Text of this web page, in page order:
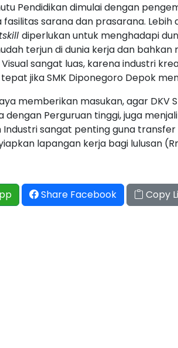
Pendidikan dimulai dengan
sarana dan prasarana. Lebih
diperlukan untuk menghadapi
terjun di dunia kerja dan
Visual sangat luas, karena industri
jika SMK Diponegoro Depok
memberikan masukan, agar DKV
dengan Perguruan tinggi, juga
Industri sangat penting guna
lapangan kerja bagi lulusan
Share Facebook Copy